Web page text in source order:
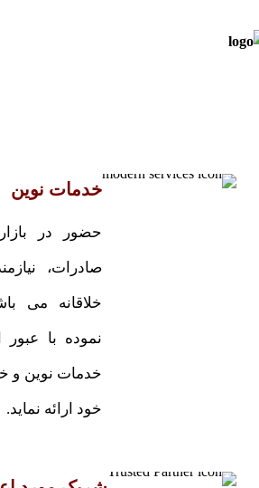
خدمات نوین
حضور در
صادرات،
خلاقانه می
نموده با
خدمات نوین و
خود ارائه نماید.